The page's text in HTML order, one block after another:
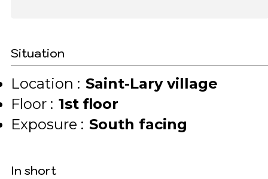
Situation
Location : Saint-Lary village
Floor : 1st floor
Exposure : South facing
In short